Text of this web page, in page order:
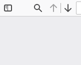
Find Previous
Next